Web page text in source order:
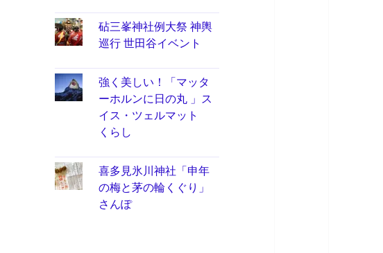
砧三峯神社例大祭 神輿
巡行 世田谷イベント
強く美しい！「マッタ
ーホルンに日の丸 」ス
イス・ツェルマット
くらし
喜多見氷川神社「申年
の梅と茅の輪くぐり」
さんぽ